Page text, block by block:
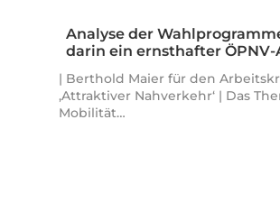
Analyse der
darin ein ernsthafter ÖPNV-
| Berthold Maier für den
‚Attraktiver Nahverkehr‘ | Das
Mobilität…